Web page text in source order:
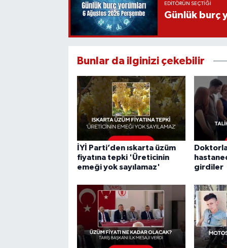
EDITÖRÜN SEÇTIĞI
Günlük burç
Bunlar da ilginizi çekebilir
İYİ Parti’den ıskarta üzüm
fiyatına tepki 'Üreticinin
emeği yok sayılamaz'
girdiler